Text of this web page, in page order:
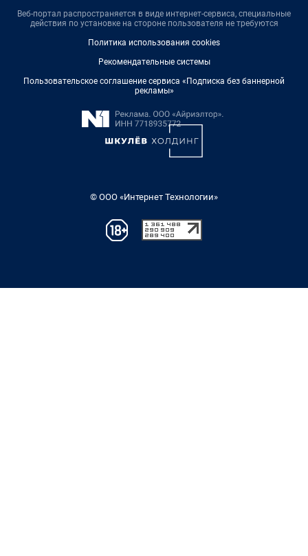
Веб-портал распространяется в виде интернет-сервиса, специальные
действия по установке на стороне пользователя не требуются
Политика использования cookies
Рекомендательные системы
Пользовательское соглашение сервиса «Подписка без баннерной
рекламы»
© ООО «Интернет Технологии»